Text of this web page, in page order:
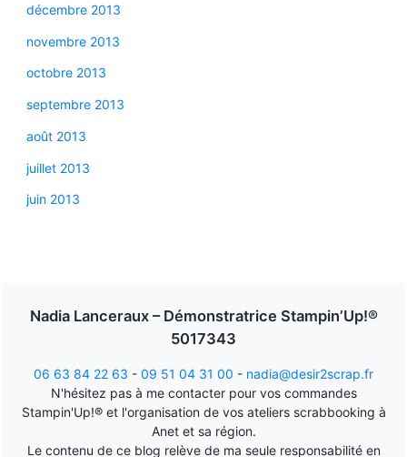
décembre 2013
novembre 2013
octobre 2013
septembre 2013
août 2013
juillet 2013
juin 2013
Nadia Lanceraux – Démonstratrice Stampin’Up!®
5017343
06 63 84 22 63 - 09 51 04 31 00 - nadia@desir2scrap.fr
N'hésitez pas à me contacter pour vos commandes
Stampin'Up!® et l'organisation de vos ateliers scrabbooking à
Anet et sa région.
Le contenu de ce blog relève de ma seule responsabilité en